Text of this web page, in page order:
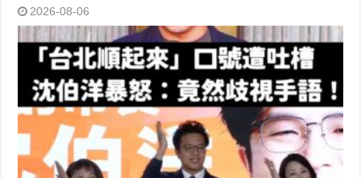
2026-08-06